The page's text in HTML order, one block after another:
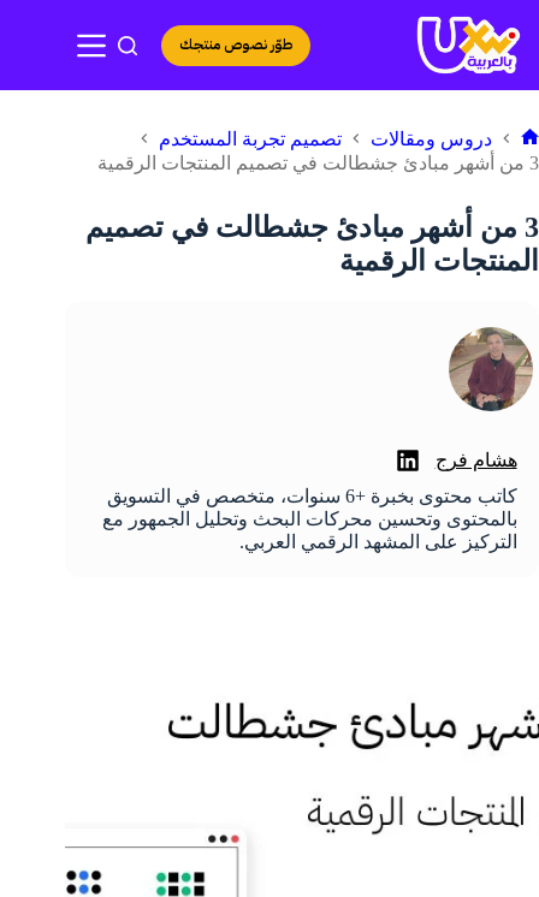
إلى
المحتوى
طوّر نصوص منتجك
الرئيسية
دروس ومقالات
تصميم تجربة المستخدم
3 من أشهر مبادئ جشطالت في تصميم المنتجات الرقمية
3 من أشهر مبادئ جشطالت في تصميم
المنتجات الرقمية
هشام فرج
كاتب محتوى بخبرة +6 سنوات، متخصص في التسويق
بالمحتوى وتحسين محركات البحث وتحليل الجمهور مع
التركيز على المشهد الرقمي العربي.